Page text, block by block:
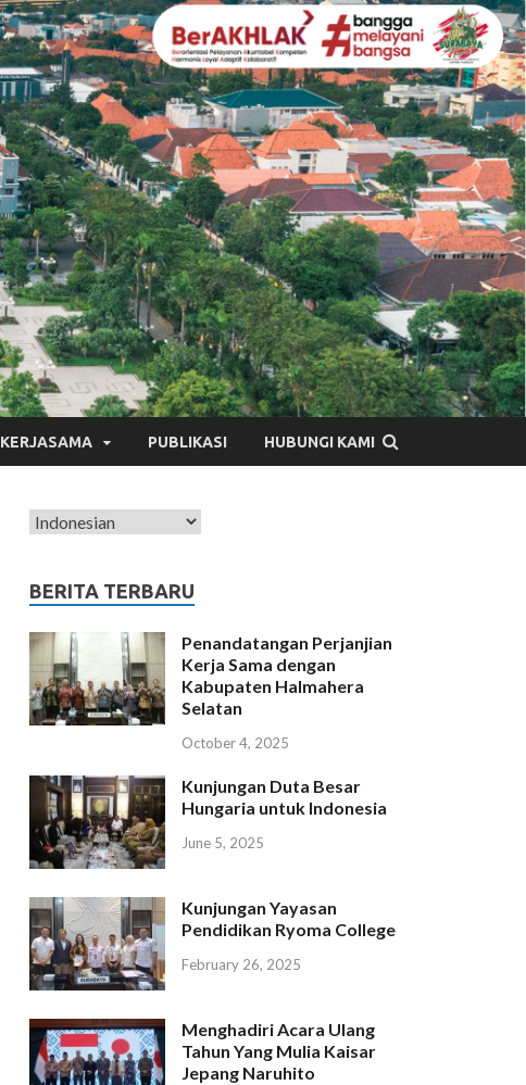
KERJASAMA PUBLIKASI HUBUNGI KAMI
BERITA TERBARU
Penandatangan Perjanjian
Kerja Sama dengan
Kabupaten Halmahera
Selatan
October 4, 2025
Kunjungan Duta Besar
Hungaria untuk Indonesia
June 5, 2025
Kunjungan Yayasan
Pendidikan Ryoma College
February 26, 2025
Menghadiri Acara Ulang
Tahun Yang Mulia Kaisar
Jepang Naruhito